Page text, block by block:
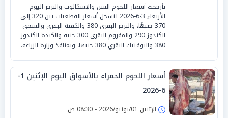
تأرجحت أسعار اللحوم السن والإسكالوب والبرجر اليوم
الأربعاء 3-6-2026 لتسجل أسعار القطعيات بين 320 إلى
370 جنيهًا، والبرجر البقري 380 والكفتة البقري والسجق
الكندوز 290 والمفروم البقري 300 جنيه والكبدة الكندوز
380 والبوفتيك البقري 380 جنيها، وبمنافذ وزارة الزراعة.
أسعار اللحوم الحمراء بالأسواق اليوم الإثنين 1-
6-2026
الإثنين 01/يونيو/2026 - 08:30 ص